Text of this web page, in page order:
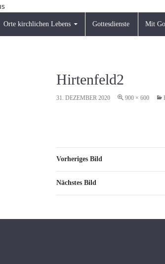
Orte kirchlichen Lebens Gottesdienste Mit
Hirtenfeld2
31. DEZEMBER 2020 900 × 600
Vorheriges Bild
Nächstes Bild